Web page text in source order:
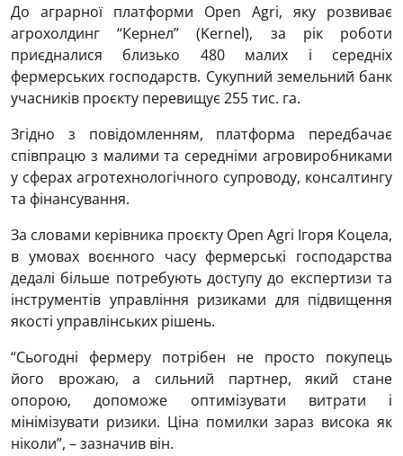
До аграрної платформи Open Agri, яку розвиває
агрохолдинг “Кернел” (Kernel), за рік роботи
приєдналися близько 480 малих і середніх
фермерських господарств. Сукупний земельний банк
учасників проєкту перевищує 255 тис. га.
Згідно з повідомленням, платформа передбачає
співпрацю з малими та середніми агровиробниками
у сферах агротехнологічного супроводу, консалтингу
та фінансування.
За словами керівника проєкту Open Agri Ігоря Коцела,
в умовах воєнного часу фермерські господарства
дедалі більше потребують доступу до експертизи та
інструментів управління ризиками для підвищення
якості управлінських рішень.
“Сьогодні фермеру потрібен не просто покупець
його врожаю, а сильний партнер, який стане
опорою, допоможе оптимізувати витрати і
мінімізувати ризики. Ціна помилки зараз висока як
ніколи”, – зазначив він.